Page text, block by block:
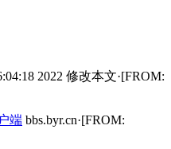
2022 修改本文·[FROM:
端 bbs.byr.cn·[FROM: